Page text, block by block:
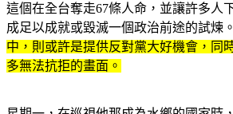
這個在全台奪走67條人命，並讓許多人
成足以成就或毀滅一個政治前途的試煉。
中，則或許是提供反對黨大好機會，同
多無法抗拒的畫面。